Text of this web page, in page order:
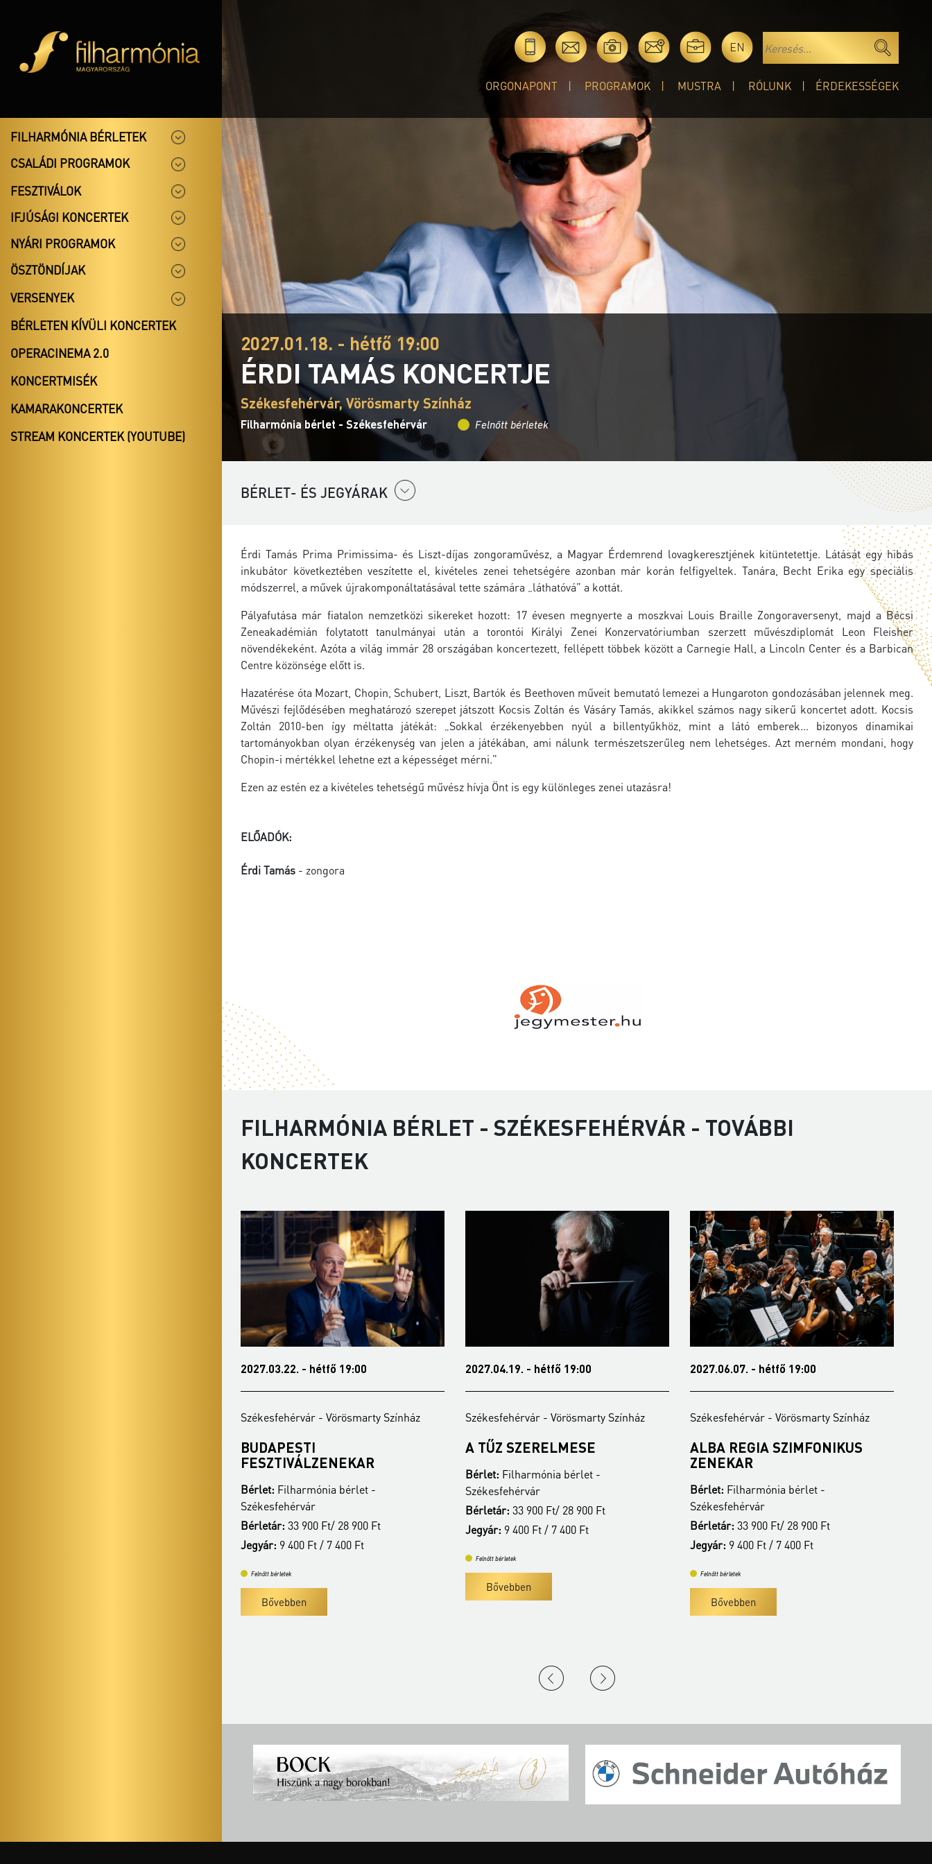
EN
ORGONAPONT PROGRAMOK MUSTRA RÓLUNK ÉRDEKESSÉGEK
FILHARMÓNIA BÉRLETEK
CSALÁDI PROGRAMOK
FESZTIVÁLOK
IFJÚSÁGI KONCERTEK
NYÁRI PROGRAMOK
ÖSZTÖNDÍJAK
VERSENYEK
BÉRLETEN KÍVÜLI KONCERTEK
OPERACINEMA 2.0
KONCERTMISÉK
KAMARAKONCERTEK
STREAM KONCERTEK (YOUTUBE)
2027.01.18. - hétfő 19:00
ÉRDI TAMÁS KONCERTJE
Székesfehérvár, Vörösmarty Színház
Filharmónia bérlet - Székesfehérvár Felnőtt bérletek
BÉRLET- ÉS JEGYÁRAK
Érdi Tamás Prima Primissima- és Liszt-díjas zongoraművész, a Magyar Érdemrend lovagkeresztjének kitüntetettje. Látását egy hibás
inkubátor következtében veszítette el, kivételes zenei tehetségére azonban már korán felfigyeltek. Tanára, Becht Erika egy speciális
módszerrel, a művek újrakomponáltatásával tette számára „láthatóvá” a kottát.
Pályafutása már fiatalon nemzetközi sikereket hozott: 17 évesen megnyerte a moszkvai Louis Braille Zongoraversenyt, majd a Bécsi
Zeneakadémián folytatott tanulmányai után a torontói Királyi Zenei Konzervatóriumban szerzett művészdiplomát Leon Fleisher
növendékeként. Azóta a világ immár 28 országában koncertezett, fellépett többek között a Carnegie Hall, a Lincoln Center és a Barbican
Centre közönsége előtt is.
Hazatérése óta Mozart, Chopin, Schubert, Liszt, Bartók és Beethoven műveit bemutató lemezei a Hungaroton gondozásában jelennek meg.
Művészi fejlődésében meghatározó szerepet játszott Kocsis Zoltán és Vásáry Tamás, akikkel számos nagy sikerű koncertet adott. Kocsis
Zoltán 2010-ben így méltatta játékát: „Sokkal érzékenyebben nyúl a billentyűkhöz, mint a látó emberek… bizonyos dinamikai
tartományokban olyan érzékenység van jelen a játékában, ami nálunk természetszerűleg nem lehetséges. Azt merném mondani, hogy
Chopin-i mértékkel lehetne ezt a képességet mérni.”
Ezen az estén ez a kivételes tehetségű művész hívja Önt is egy különleges zenei utazásra!
ELŐADÓK:
Érdi Tamás - zongora
FILHARMÓNIA BÉRLET - SZÉKESFEHÉRVÁR - TOVÁBBI
KONCERTEK
2027.03.22. - hétfő 19:00
Székesfehérvár - Vörösmarty Színház
BUDAPESTI
FESZTIVÁLZENEKAR
Bérlet: Filharmónia bérlet -
Székesfehérvár
Bérletár: 33 900 Ft/ 28 900 Ft
Jegyár: 9 400 Ft / 7 400 Ft
Felnőtt bérletek
Bővebben
2027.04.19. - hétfő 19:00
Székesfehérvár - Vörösmarty Színház
A TŰZ SZERELMESE
Bérlet: Filharmónia bérlet -
Székesfehérvár
Bérletár: 33 900 Ft/ 28 900 Ft
Jegyár: 9 400 Ft / 7 400 Ft
Felnőtt bérletek
Bővebben
2027.06.07. - hétfő 19:00
Székesfehérvár - Vörösmarty Színház
ALBA REGIA SZIMFONIKUS
ZENEKAR
Bérlet: Filharmónia bérlet -
Székesfehérvár
Bérletár: 33 900 Ft/ 28 900 Ft
Jegyár: 9 400 Ft / 7 400 Ft
Felnőtt bérletek
Bővebben